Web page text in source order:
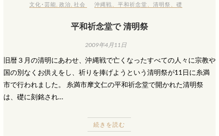
文化･芸能 政治 社会 沖縄戦 平和祈念堂 清明祭 礎
平和祈念堂で 清明祭
2009年4月11日
旧暦３月の清明にあわせ、沖縄戦で亡くなったすべての人々に宗教や
国の別なくお供えをし、祈りを捧げようという清明祭が11日に糸満
市で行われました。 糸満市摩文仁の平和祈念堂で開かれた清明祭
は、礎に刻銘され…
続きを読む